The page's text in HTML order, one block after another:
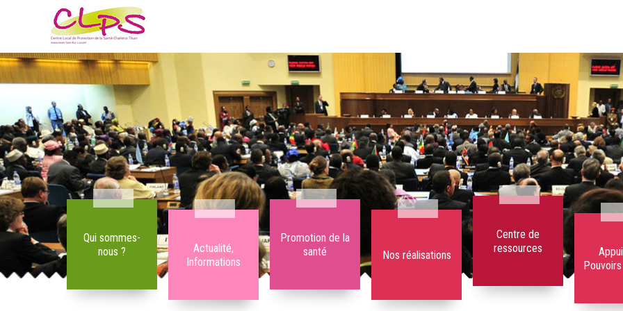
Qui sommes-
nous ?
Actualité,
Informations
Promotion de la
santé
Nos réalisations
Centre de
ressources